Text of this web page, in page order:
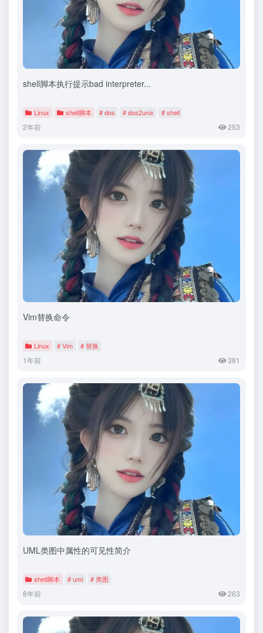
shell脚本执行提示bad interpreter...
Linux shell脚本 # dos # dos2unix # shell
2年前 253
Vim替换命令
Linux # Vim # 替换
1年前 381
UML类图中属性的可见性简介
shell脚本 # uml # 类图
8年前 263